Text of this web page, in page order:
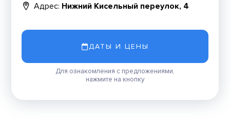
Адрес: Нижний Кисельный переулок, 4
ДАТЫ И ЦЕНЫ
Для ознакомления с предложениями,
нажмите на кнопку